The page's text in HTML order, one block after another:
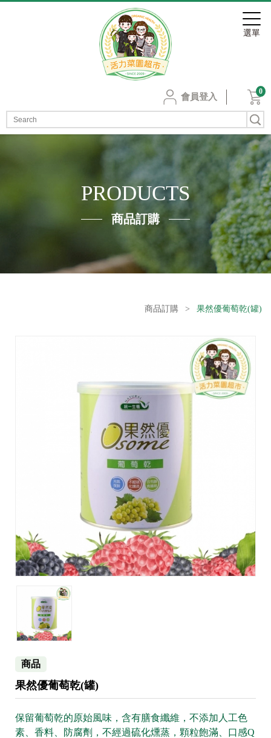
會員登入
0
PRODUCTS
商品訂購
商品訂購 > 果然優葡萄乾(罐)
商品
果然優葡萄乾(罐)
保留葡萄乾的原始風味，含有膳食纖維，不添加人工色
素、香料、防腐劑，不經過硫化燻蒸，顆粒飽滿、口感Q